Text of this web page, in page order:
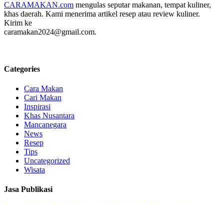
CARAMAKAN.com mengulas seputar makanan, tempat kuliner,
khas daerah. Kami menerima artikel resep atau review kuliner.
Kirim ke
caramakan2024@gmail.com.
Categories
Cara Makan
Cari Makan
Inspirasi
Khas Nusantara
Mancanegara
News
Resep
Tips
Uncategorized
Wisata
Jasa Publikasi